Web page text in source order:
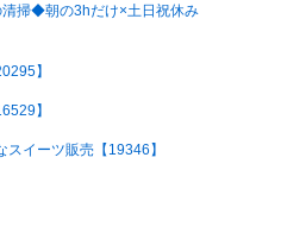
掃◆朝の3hだけ×土日祝休み
】
】
イーツ販売【19346】